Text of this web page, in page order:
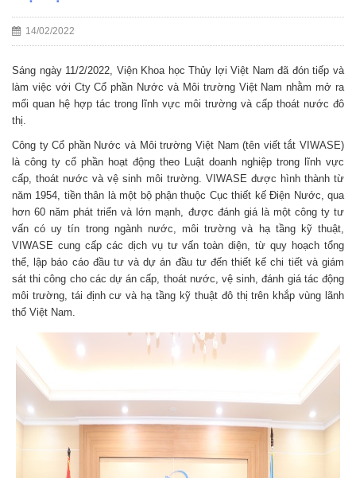
14/02/2022
Sáng ngày 11/2/2022, Viện Khoa học Thủy lợi Việt Nam đã đón tiếp và
làm việc với Cty Cổ phần Nước và Môi trường Việt Nam nhằm mở ra
mối quan hệ hợp tác trong lĩnh vực môi trường và cấp thoát nước đô
thị.
Công ty Cổ phần Nước và Môi trường Việt Nam (tên viết tắt VIWASE)
là công ty cổ phần hoạt động theo Luật doanh nghiệp trong lĩnh vực
cấp, thoát nước và vệ sinh môi trường. VIWASE được hình thành từ
năm 1954, tiền thân là một bộ phận thuộc Cục thiết kế Điện Nước, qua
hơn 60 năm phát triển và lớn mạnh, được đánh giá là một công ty tư
vấn có uy tín trong ngành nước, môi trường và hạ tầng kỹ thuật,
VIWASE cung cấp các dịch vụ tư vấn toàn diện, từ quy hoạch tổng
thể, lập báo cáo đầu tư và dự án đầu tư đến thiết kế chi tiết và giám
sát thi công cho các dự án cấp, thoát nước, vệ sinh, đánh giá tác động
môi trường, tái định cư và hạ tầng kỹ thuật đô thị trên khắp vùng lãnh
thổ Việt Nam.